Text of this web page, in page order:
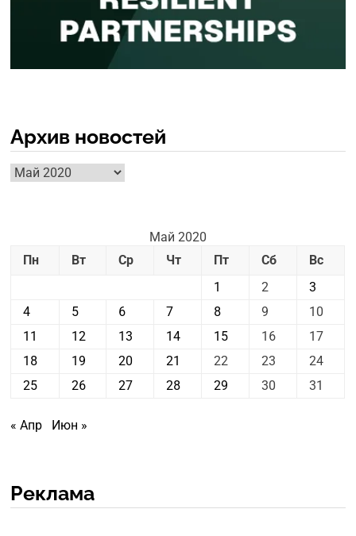
Архив новостей
Архив
новостей
Май 2020
Пн
Вт Ср Чт Пт Сб
Вс
1
2
3
4
5 6 7 8 9
10
11
12 13 14 15 16
17
18
19 20 21 22 23
24
25
26 27 28 29 30 31
« Апр Июн »
Реклама